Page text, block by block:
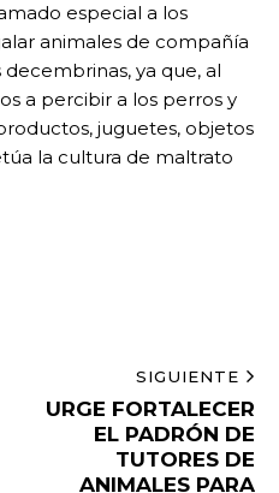
especial a los
animales de compañía
decembrinas, ya que, al
a percibir a los perros y
juguetes, objetos
la cultura de maltrato
SIGUIENTE
URGE FORTALECER
EL PADRÓN DE
TUTORES DE
ANIMALES PARA